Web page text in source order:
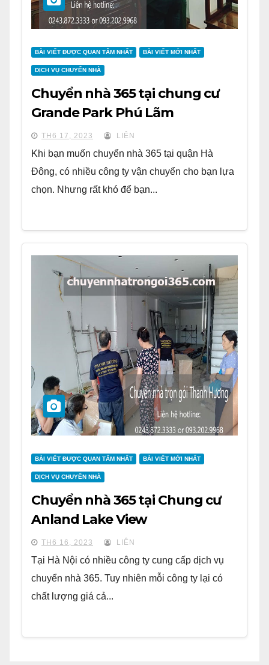
BÀI VIẾT ĐƯỢC QUAN TÂM NHẤT BÀI VIẾT MỚI NHẤT
DỊCH VỤ CHUYỂN NHÀ
Chuyển nhà 365 tại chung cư
Grande Park Phú Lãm
TH6 17, 2023 LIÊN
Khi bạn muốn chuyển nhà 365 tại quận Hà
Đông, có nhiều công ty vận chuyển cho bạn lựa
chọn. Nhưng rất khó để bạn...
BÀI VIẾT ĐƯỢC QUAN TÂM NHẤT BÀI VIẾT MỚI NHẤT
DỊCH VỤ CHUYỂN NHÀ
Chuyển nhà 365 tại Chung cư
Anland Lake View
TH6 16, 2023 LIÊN
Tại Hà Nội có nhiều công ty cung cấp dịch vụ
chuyển nhà 365. Tuy nhiên mỗi công ty lại có
chất lượng giá cả...